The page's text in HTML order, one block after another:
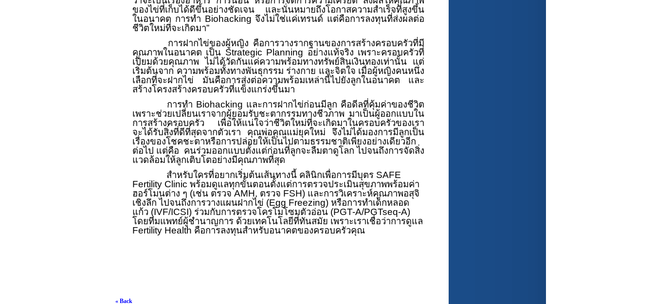
ของไข่ที่เก็บได้ดีขึ้นอย่างชัดเจน และนั่นหมายถึงโอกาสความสำเร็จที่สูงขึ้น
ในอนาคต การทำ Biohacking จึงไม่ใช่แค่เทรนด์ แต่คือการลงทุนที่ส่งผลต่อ
ชีวิตใหม่ที่จะเกิดมา”
การฝากไข่ของผู้หญิง คือการวางรากฐานของการสร้างครอบครัวที่มี
คุณภาพในอนาคต เป็น Strategic Planning อย่างแท้จริง เพราะครอบครัวที่
เปี่ยมด้วยคุณภาพ ไม่ได้วัดกันแค่ความพร้อมทางทรัพย์สินเงินทองเท่านั้น แต่
เริ่มต้นจาก ความพร้อมทั้งทางพันธุกรรม ร่างกาย และจิตใจ เมื่อผู้หญิงคนหนึ่ง
เลือกที่จะฝากไข่ มันคือการส่งต่อความพร้อมเหล่านี้ไปยังลูกในอนาคต และ
สร้างโครงสร้างครอบครัวที่แข็งแกร่งขึ้นมา
การทำ Biohacking และการฝากไข่ก่อนมีลูก คือดีลที่คุ้มค่าของชีวิต
เพราะช่วยเปลี่ยนเราจากผู้ยอมรับชะตากรรมทางชีวภาพ มาเป็นผู้ออกแบบใน
การสร้างครอบครัว เพื่อให้แน่ใจว่าชีวิตใหม่ที่จะเกิดมาในครอบครัวของเรา
จะได้รับสิ่งที่ดีที่สุดจากตัวเรา คุณพ่อคุณแม่ยุคใหม่ จึงไม่ได้มองการมีลูกเป็น
เรื่องของโชคชะตาหรือการปล่อยให้เป็นไปตามธรรมชาติเพียงอย่างเดียวอีก
ต่อไป แต่คือ คนร่วมออกแบบตั้งแต่ก่อนที่ลูกจะลืมตาดูโลก ไปจนถึงการจัดสิ่ง
แวดล้อมให้ลูกเติบโตอย่างมีคุณภาพที่สุด
สำหรับใครที่อยากเริ่มต้นเส้นทางนี้ คลินิกเพื่อการมีบุตร SAFE
Fertility Clinic พร้อมดูแลทุกขั้นตอนตั้งแต่การตรวจประเมินสุขภาพพร้อมค่า
ฮอร์โมนต่าง ๆ (เช่น ตรวจ AMH, ตรวจ FSH) และการวิเคราะห์คุณภาพอสุจิ
เชิงลึก ไปจนถึงการวางแผนฝากไข่ (Egg Freezing) หรือการทำเด็กหลอด
แก้ว (IVF/ICSI) ร่วมกับการตรวจโครโมโซมตัวอ่อน (PGT-A/PGTseq-A)
โดยทีมแพทย์ผู้ชำนาญการ ด้วยเทคโนโลยีที่ทันสมัย เพราะเราเชื่อว่าการดูแล
Fertility Health คือการลงทุนสำหรับอนาคตของครอบครัวคุณ
« Back